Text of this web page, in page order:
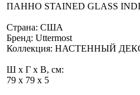
ПАННО STAINED GLASS
Страна: США
Бренд: Uttermost
Коллекция: НАСТЕННЫЙ
Ш x Г x В, см:
79 x 79 x 5